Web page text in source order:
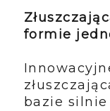
formie
bazie silnie